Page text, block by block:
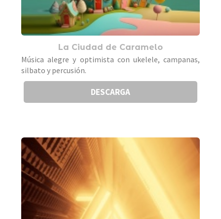
La Ciudad de Caramelo
Música alegre y optimista con ukelele, campanas,
silbato y percusión.
DESCARGA